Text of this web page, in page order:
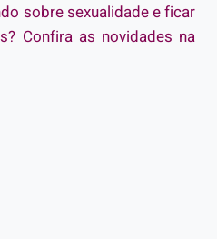
sobre sexualidade e ficar
Confira as novidades na